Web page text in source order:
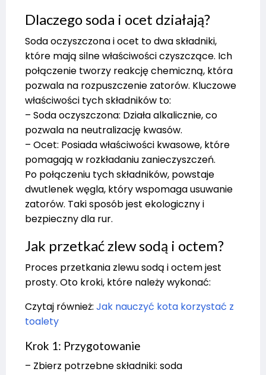
Dlaczego soda i ocet działają?
Soda oczyszczona i ocet to dwa składniki,
które mają silne właściwości czyszczące. Ich
połączenie tworzy reakcję chemiczną, która
pozwala na rozpuszczenie zatorów. Kluczowe
właściwości tych składników to:
– Soda oczyszczona: Działa alkalicznie, co
pozwala na neutralizację kwasów.
– Ocet: Posiada właściwości kwasowe, które
pomagają w rozkładaniu zanieczyszczeń.
Po połączeniu tych składników, powstaje
dwutlenek węgla, który wspomaga usuwanie
zatorów. Taki sposób jest ekologiczny i
bezpieczny dla rur.
Jak przetkać zlew sodą i octem?
Proces przetkania zlewu sodą i octem jest
prosty. Oto kroki, które należy wykonać:
Czytaj również: Jak nauczyć kota korzystać z
toalety
Krok 1: Przygotowanie
– Zbierz potrzebne składniki: soda